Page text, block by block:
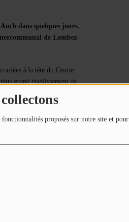
proposés sur notre site et pour
dans quelques jours,
de Lombez-
à la tête du Centre
grand établissement de
de Rennes, a connu
du Centre hospitalier
de Lombez-Samatan et
dans les
extension du
le directeur adjoint.